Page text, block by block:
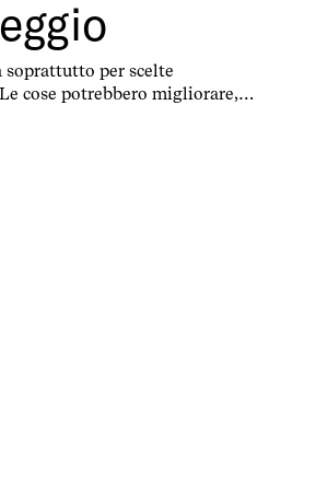
per scelte
cose potrebbero migliorare,